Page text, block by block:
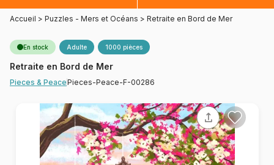
Accueil > Puzzles - Mers et Océans > Retraite en Bord de Mer
En stock Adulte 1000 pièces
Retraite en Bord de Mer
Pieces & PeacePieces-Peace-F-00286